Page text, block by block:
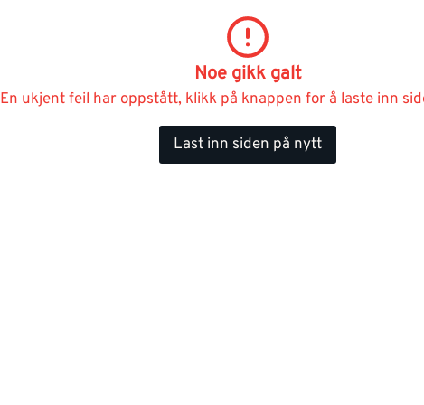
Noe gikk galt
En ukjent feil har oppstått, klikk på knappen for å laste inn
Last inn siden på nytt